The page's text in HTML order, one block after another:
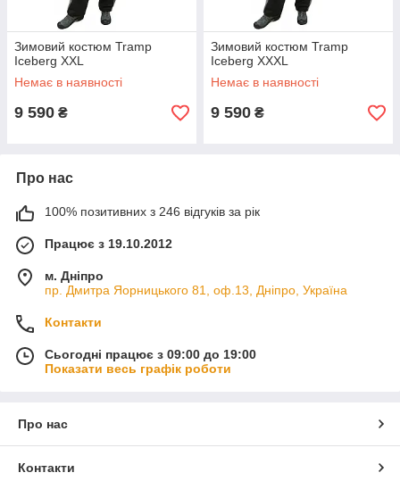
Зимовий костюм Tramp
Iceberg XXL
Немає в наявності
9 590 ₴
Зимовий костюм Tramp
Iceberg XXXL
Немає в наявності
9 590 ₴
Про нас
100% позитивних з 246 відгуків за рік
Працює з 19.10.2012
м. Дніпро
пр. Дмитра Яорницького 81, оф.13, Дніпро, Україна
Контакти
Сьогодні працює з 09:00 до 19:00
Показати весь графік роботи
Про нас
Контакти